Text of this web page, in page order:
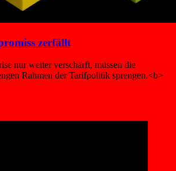
zerfällt
nur weiter verschärft, müssen die
Rahmen der Tarifpolitik sprengen.<b>